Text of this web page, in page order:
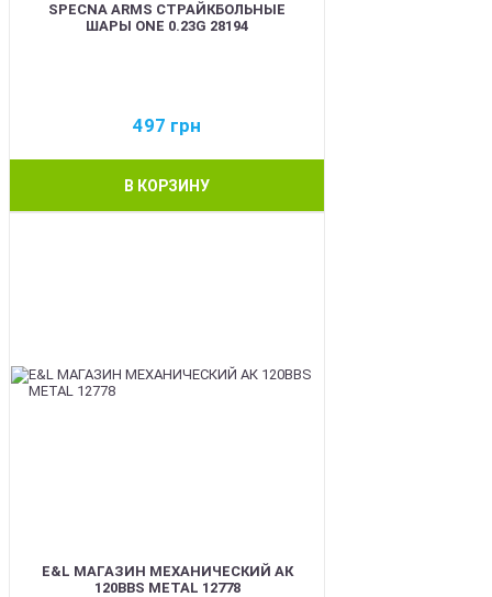
SPECNA ARMS СТРАЙКБОЛЬНЫЕ
ШАРЫ ONE 0.23G 28194
497 грн
В КОРЗИНУ
E&L МАГАЗИН МЕХАНИЧЕСКИЙ АК
120BBS METAL 12778